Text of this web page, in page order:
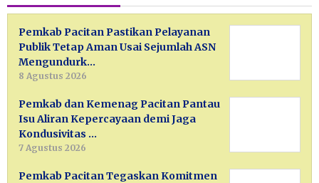
Pemkab Pacitan Pastikan Pelayanan
Publik Tetap Aman Usai Sejumlah ASN
Mengundurk…
8 Agustus 2026
Pemkab dan Kemenag Pacitan Pantau
Isu Aliran Kepercayaan demi Jaga
Kondusivitas …
7 Agustus 2026
Pemkab Pacitan Tegaskan Komitmen